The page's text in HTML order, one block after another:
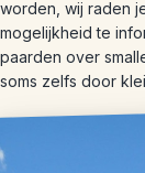
worden, wij raden
mogelijkheid te
paarden over
soms zelfs door